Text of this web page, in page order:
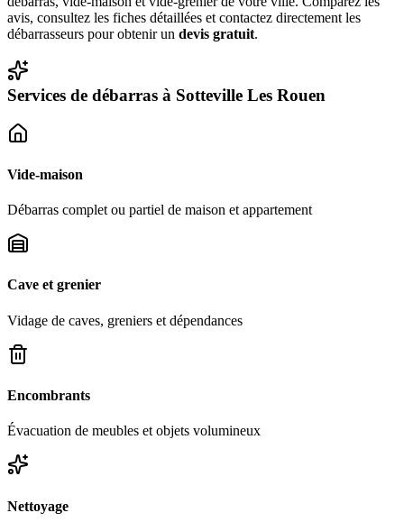
avis, consultez les fiches détaillées et contactez directement les
débarrasseurs pour obtenir un devis gratuit.
Services de débarras à Sotteville Les Rouen
Vide-maison
Débarras complet ou partiel de maison et appartement
Cave et grenier
Vidage de caves, greniers et dépendances
Encombrants
Évacuation de meubles et objets volumineux
Nettoyage